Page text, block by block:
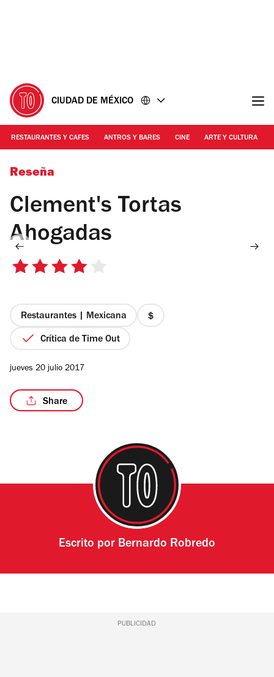
CIUDAD DE MÉXICO
RESTAURANTES Y CAFES ANTROS Y BARES CINE ARTE Y CULTURA
Foto: Bernardo Robredo
Reseña
Clement's Tortas
Ahogadas
4
estrellas
Restaurantes | Mexicana
precio
Crítica de Time Out
jueves 20 julio 2017
Share
Escrito por Bernardo Robredo
PUBLICIDAD